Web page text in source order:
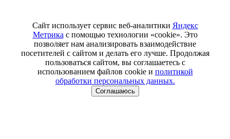
Сайт использует сервис веб-аналитики Яндекс
Метрика с помощью технологии «cookie». Это
позволяет нам анализировать взаимодействие
посетителей с сайтом и делать его лучше. Продолжая
пользоваться сайтом, вы соглашаетесь с
использованием файлов cookie и политикой
обработки персональных данных.
Соглашаюсь